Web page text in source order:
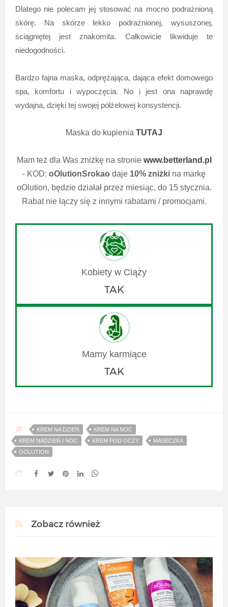
Dlatego nie polecam jej stosować na mocno podrażnioną
skórę. Na skórze lekko podrażnionej, wysuszonej,
ściągniętej jest znakomita. Całkowicie likwiduje te
niedogodności.
Bardzo fajna maska, odprężająca, dająca efekt domowego
spa, komfortu i wypoczęcia. No i jest ona naprawdę
wydajna, dzięki tej swojej półżelowej konsystencji.
Maska do kupienia TUTAJ
Mam też dla Was zniżkę na stronie www.betterland.pl
- KOD: oOlutionSrokao daje 10% zniżki na markę
oOlution, będzie działał przez miesiąc, do 15 stycznia.
Rabat nie łączy się z innymi rabatami / promocjami.
TAK
TAK
KREM NA DZIEŃ
KREM NA NOC
KREM NADZIEŃ I NOC
KREM POD OCZY
MASECZKA
OOLUTION
Zobacz również